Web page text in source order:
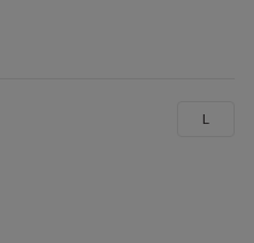
L